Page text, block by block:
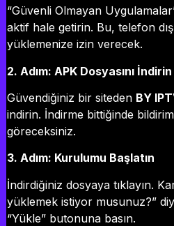
“Güvenli Olmayan
aktif hale getirin. Bu, telefon
yüklemenize izin verecek.
2. Adım: APK Dosyasını İndirin
Güvendiğiniz bir siteden BY
indirin. İndirme bittiğinde
göreceksiniz.
3. Adım: Kurulumu Başlatın
İndirdiğiniz dosyaya tıklayın.
yüklemek istiyor musunuz?”
“Yükle” butonuna basın.